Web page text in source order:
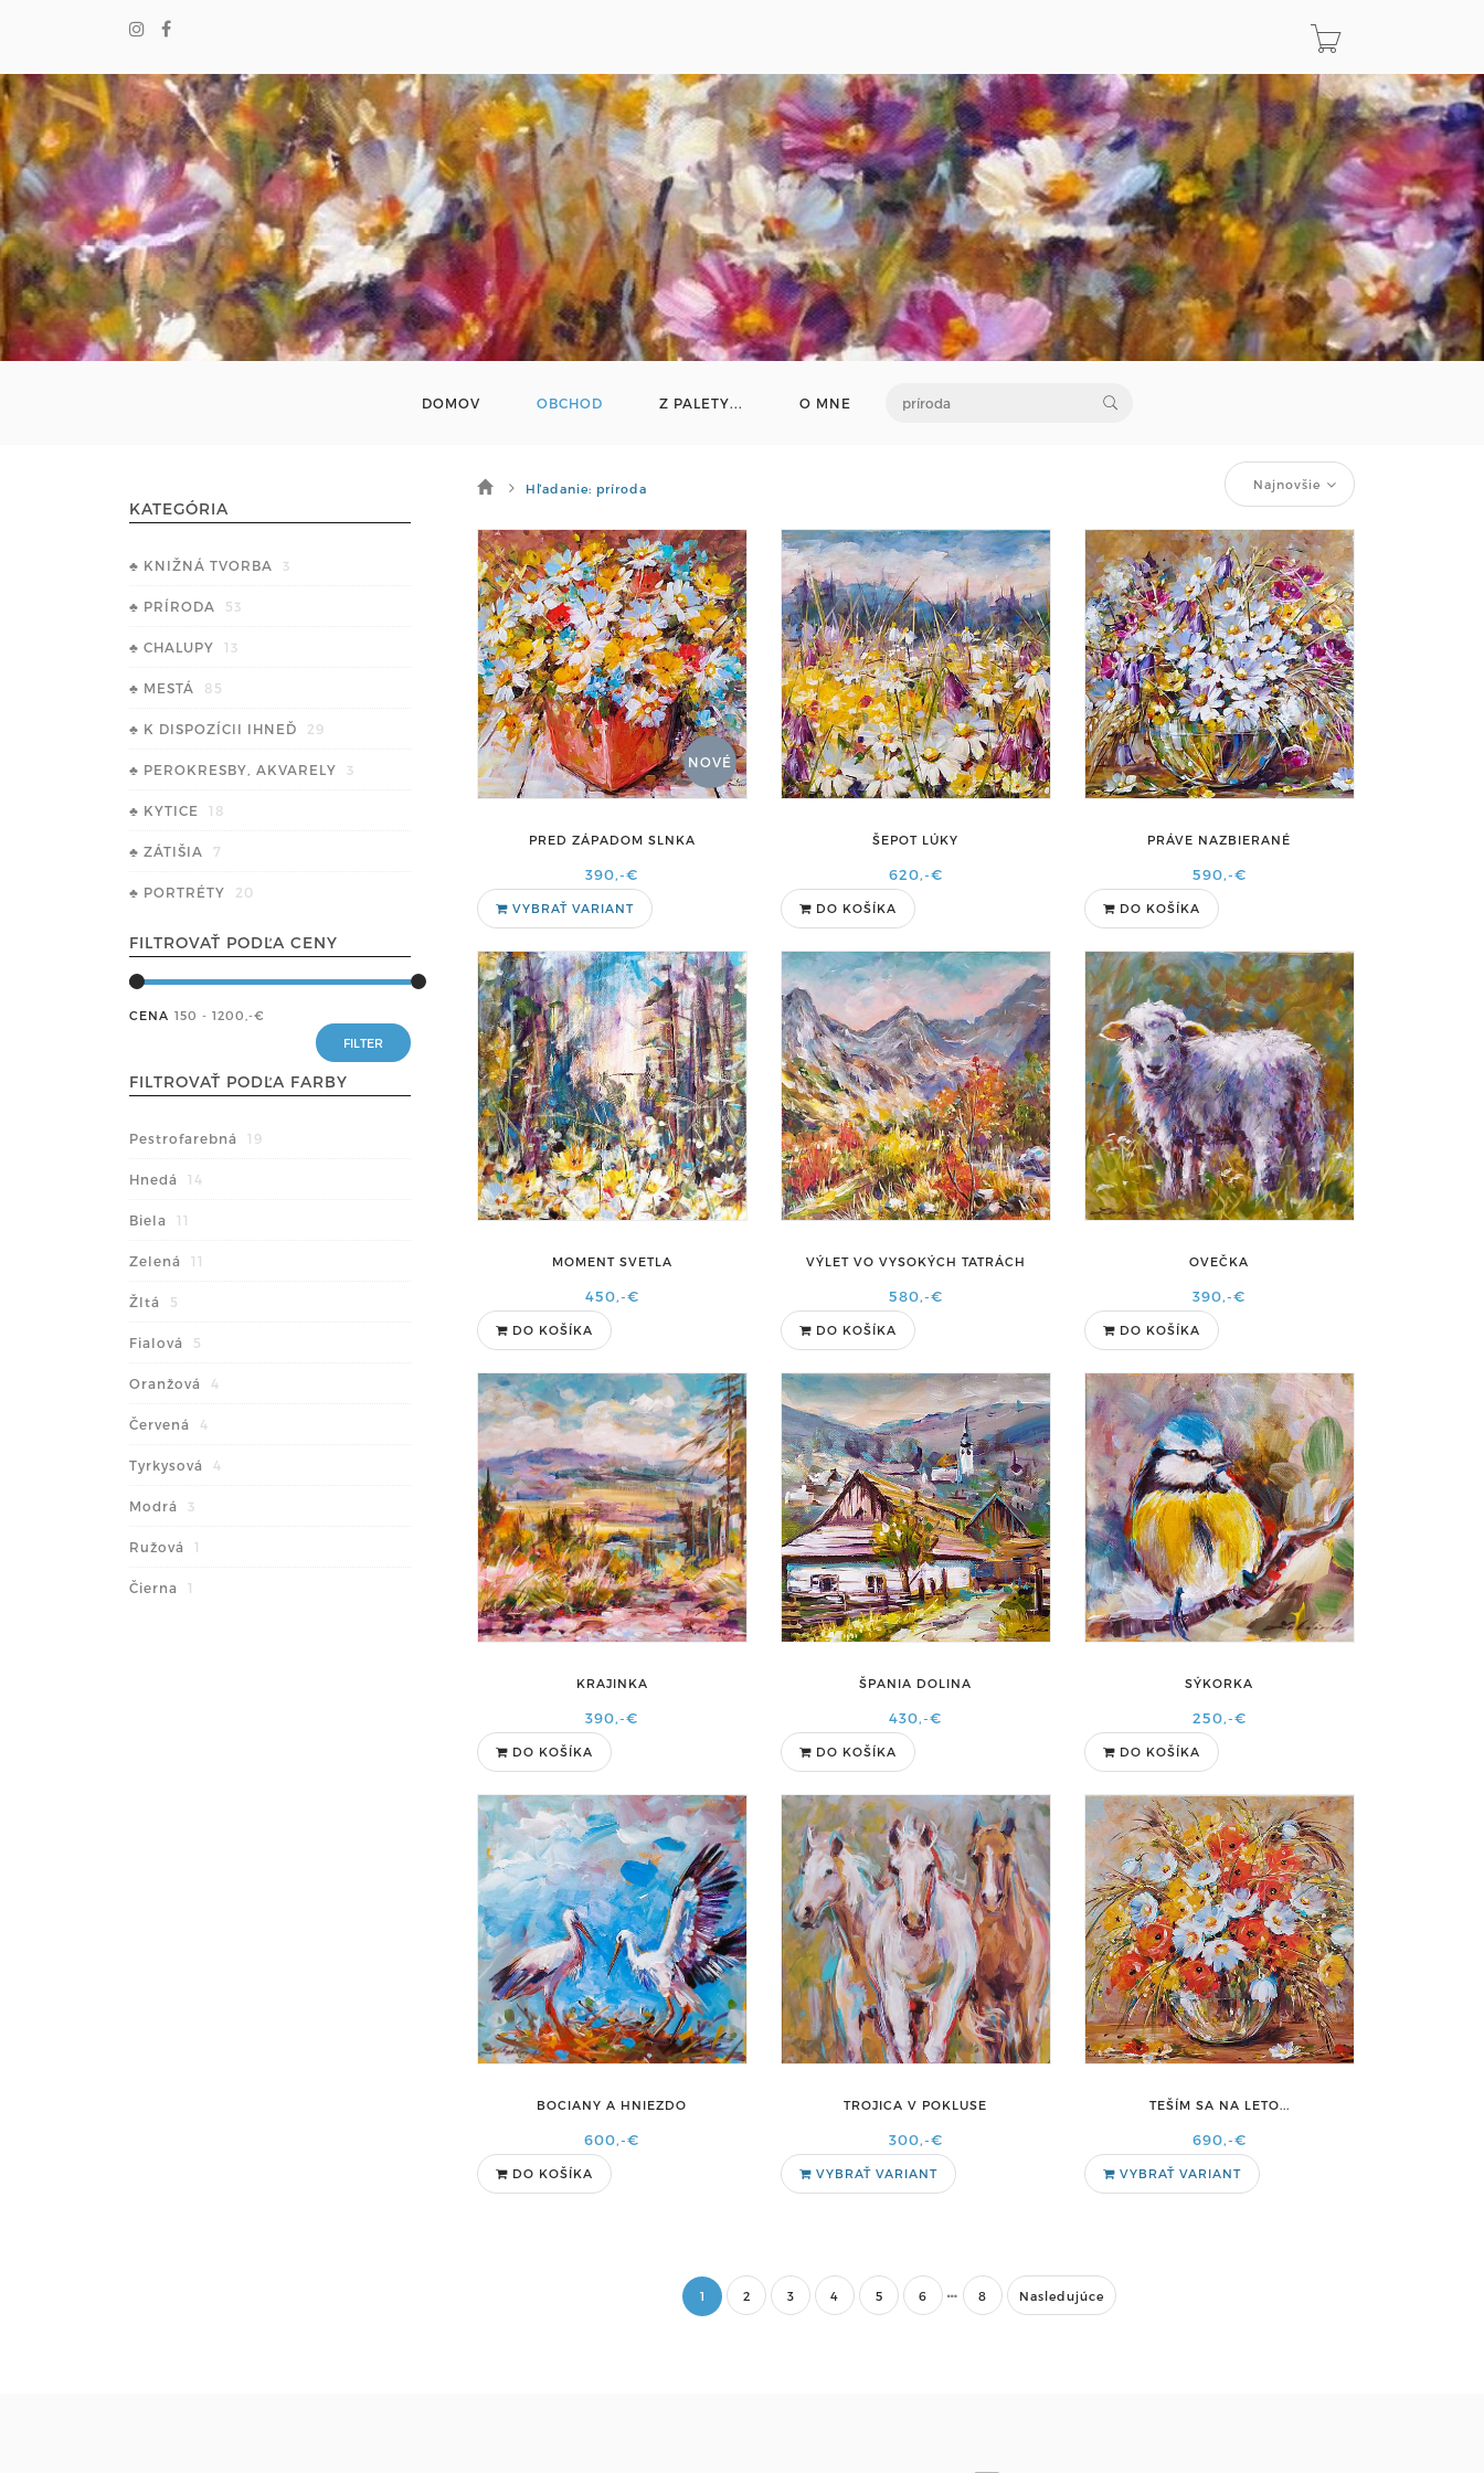
DOMOV OBCHOD Z PALETY... O MNE
KATEGÓRIA
♣ KNIŽNÁ TVORBA 3
♣ PRÍRODA 53
♣ CHALUPY 13
♣ MESTÁ 85
♣ K DISPOZÍCII IHNEĎ 29
♣ PEROKRESBY, AKVARELY 3
♣ KYTICE 18
♣ ZÁTIŠIA 7
♣ PORTRÉTY 20
FILTROVAŤ PODĽA CENY
CENA 150 - 1200 ,-€
FILTROVAŤ PODĽA FARBY
Pestrofarebná 19
Hnedá 14
Biela 11
Zelená 11
Žltá 5
Fialová 5
Oranžová 4
Červená 4
Tyrkysová 4
Modrá 3
Ružová 1
Čierna 1
Hľadanie: príroda Najnovšie
NOVÉ
PRED ZÁPADOM SLNKA
390,-€
VYBRAŤ VARIANT
ŠEPOT LÚKY
620,-€
DO KOŠÍKA
PRÁVE NAZBIERANÉ
590,-€
DO KOŠÍKA
MOMENT SVETLA
450,-€
DO KOŠÍKA
VÝLET VO VYSOKÝCH TATRÁCH
580,-€
DO KOŠÍKA
OVEČKA
390,-€
DO KOŠÍKA
KRAJINKA
390,-€
DO KOŠÍKA
ŠPANIA DOLINA
430,-€
DO KOŠÍKA
SÝKORKA
250,-€
DO KOŠÍKA
BOCIANY A HNIEZDO
600,-€
DO KOŠÍKA
TROJICA V POKLUSE
300,-€
VYBRAŤ VARIANT
TEŠÍM SA NA LETO...
690,-€
VYBRAŤ VARIANT
1 2 3 4 5 6 8 Nasledujúce